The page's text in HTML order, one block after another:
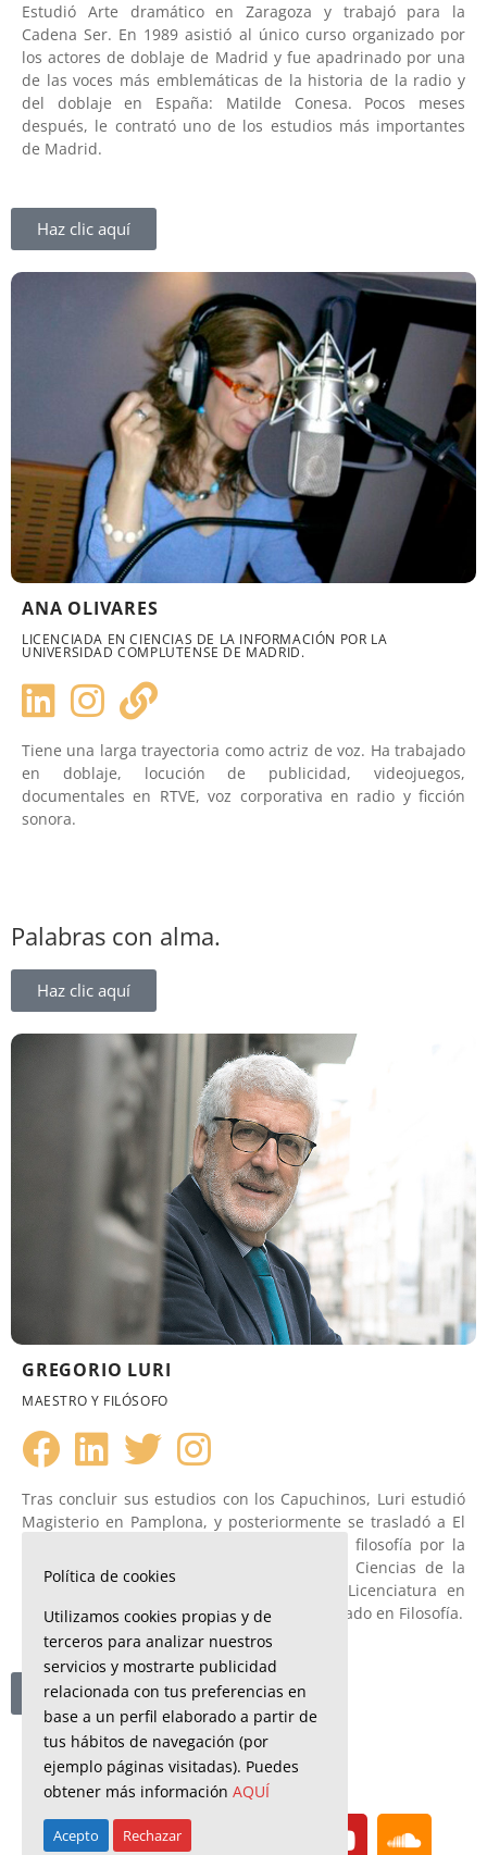
Estudió Arte dramático en Zaragoza y trabajó para la
Cadena Ser. En 1989 asistió al único curso organizado por
los actores de doblaje de Madrid y fue apadrinado por una
de las voces más emblemáticas de la historia de la radio y
del doblaje en España: Matilde Conesa. Pocos meses
después, le contrató uno de los estudios más importantes
de Madrid.
Haz clic aquí
ANA OLIVARES
LICENCIADA EN CIENCIAS DE LA INFORMACIÓN POR LA
UNIVERSIDAD COMPLUTENSE DE MADRID.
Tiene una larga trayectoria como actriz de voz. Ha trabajado
en doblaje, locución de publicidad, videojuegos,
documentales en RTVE, voz corporativa en radio y ficción
sonora.
Palabras con alma.
Haz clic aquí
GREGORIO LURI
MAESTRO Y FILÓSOFO
Tras concluir sus estudios con los Capuchinos, Luri estudió
Magisterio en Pamplona​, y posteriormente se trasladó a El
Masnou (Barcelona) en 1978. Es doctor en filosofía por la
Universidad de Barcelona y licenciado en Ciencias de la
Educación. Fue Premio Extraordinario de Licenciatura en
Ciencias de la Educación y Premio de Doctorado en Filosofía.
Haz clic aquí
Política de cookies
Utilizamos cookies propias y de
terceros para analizar nuestros
servicios y mostrarte publicidad
relacionada con tus preferencias en
base a un perfil elaborado a partir de
tus hábitos de navegación (por
ejemplo páginas visitadas). Puedes
obtener más información AQUÍ
Acepto Rechazar